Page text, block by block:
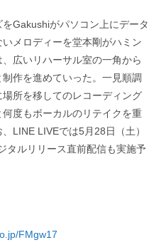
Gakushiがパソコン上にデータ
メロディーを堂本剛がハミン
広いリハーサル室の一角から
作を進めていった。一見順調
所を移してのレコーディング
度もボーカルのリテイクを重
LINE LIVEでは5月28日（土）
タルリリース直前配信も実施予
FMgw17